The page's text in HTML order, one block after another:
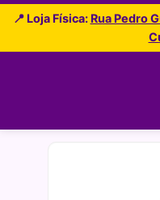
📍 Loja Física: Rua Pedro